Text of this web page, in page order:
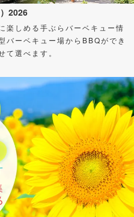
2026
楽しめる手ぶらバーベキュー情
バーベキュー場からBBQができ
て選べます。